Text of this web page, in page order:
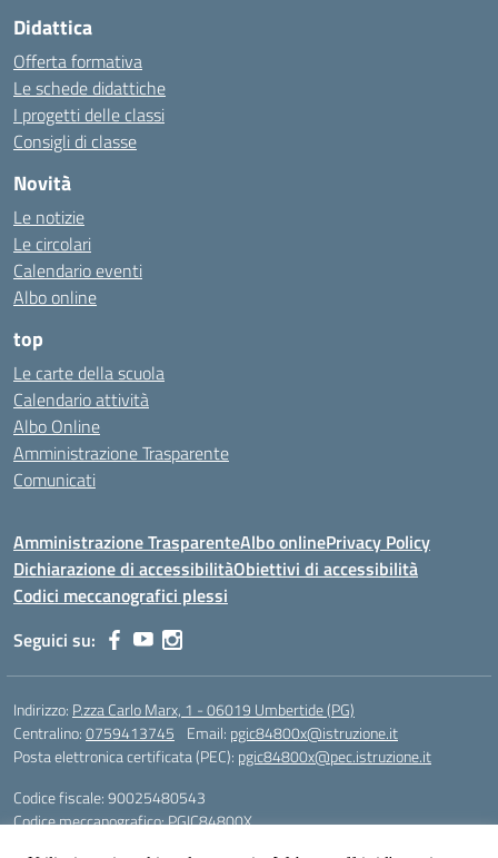
Didattica
Offerta formativa
Le schede didattiche
I progetti delle classi
Consigli di classe
Novità
Le notizie
Le circolari
Calendario eventi
Albo online
top
Le carte della scuola
Calendario attività
Albo Online
Amministrazione Trasparente
Comunicati
Amministrazione TrasparenteAlbo onlinePrivacy Policy
Dichiarazione di accessibilitàObiettivi di accessibilità
Codici meccanografici plessi
Seguici su:
Indirizzo: P.zza Carlo Marx, 1 - 06019 Umbertide (PG)
Centralino:0759413745 Email: pgic84800x@istruzione.it
Posta elettronica certificata (PEC): pgic84800x@pec.istruzione.it
Codice fiscale: 90025480543
Codice meccanografico:PGIC84800X